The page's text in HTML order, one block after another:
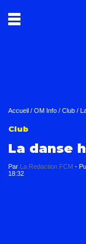
Accueil / OM Info / Club /
Club
La danse
Par La Redaction FCM -
18:32